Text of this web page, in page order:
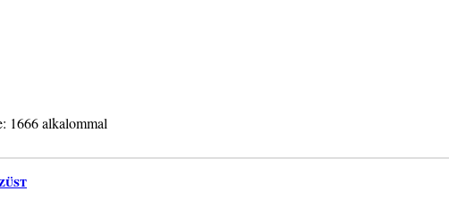
1666 alkalommal